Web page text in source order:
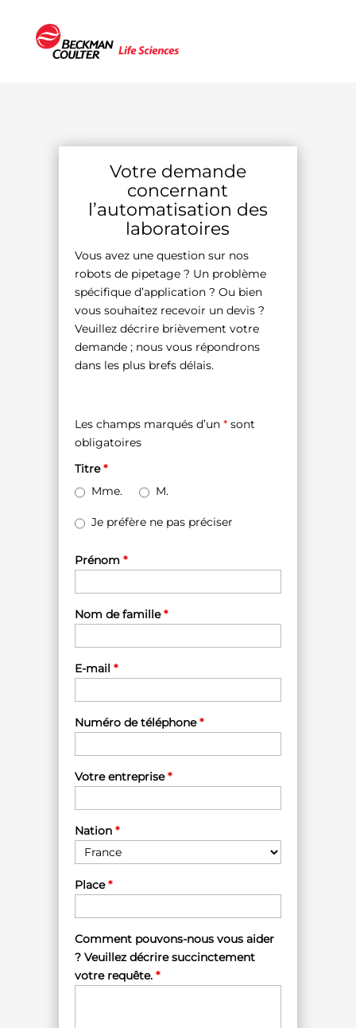
Votre demande
concernant
l’automatisation des
laboratoires
Vous avez une question sur nos
robots de pipetage ? Un problème
spécifique d’application ? Ou bien
vous souhaitez recevoir un devis ?
Veuillez décrire brièvement votre
demande ; nous vous répondrons
dans les plus brefs délais.
Les champs marqués d’un *sont
obligatoires
Titre*
Mme.
M.
Je préfère ne pas préciser
Prénom *
Nom de famille*
E-mail *
Numéro de téléphone*
Votre entreprise*
Nation *
Place*
Comment pouvons-nous vous aider
? Veuillez décrire succinctement
votre requête. *